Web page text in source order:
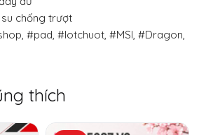
chống trượt
#pad, #lotchuot, #MSI, #Dragon,
thích